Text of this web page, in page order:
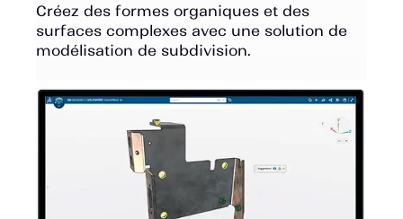
Créez des formes organiques et des
surfaces complexes avec une solution de
modélisation de subdivision.